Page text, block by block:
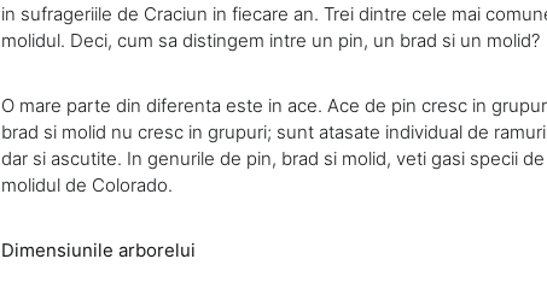
in sufrageriile de Craciun in fiecare an. Trei dintre cele mai
molidul. Deci, cum sa distingem intre un pin, un brad si un molid?
O mare parte din diferenta este in ace. Ace de pin cresc in
brad si molid nu cresc in grupuri; sunt atasate individual de
dar si ascutite. In genurile de pin, brad si molid, veti gasi specii
molidul de Colorado.
Dimensiunile arborelui